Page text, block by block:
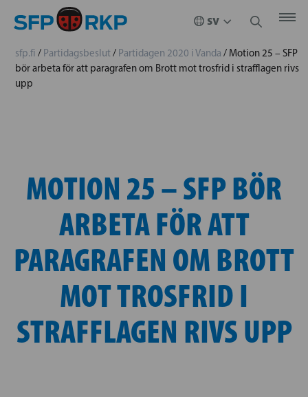
sfp.fi / Partidagsbeslut/ Partidagen 2020 i Vanda / Motion 25 – SFP
bör arbeta för att paragrafen om Brott mot trosfrid i strafflagen rivs
upp
MOTION 25 – SFP BÖR
ARBETA FÖR ATT
PARAGRAFEN OM BROTT
MOT TROSFRID I
STRAFFLAGEN RIVS UPP